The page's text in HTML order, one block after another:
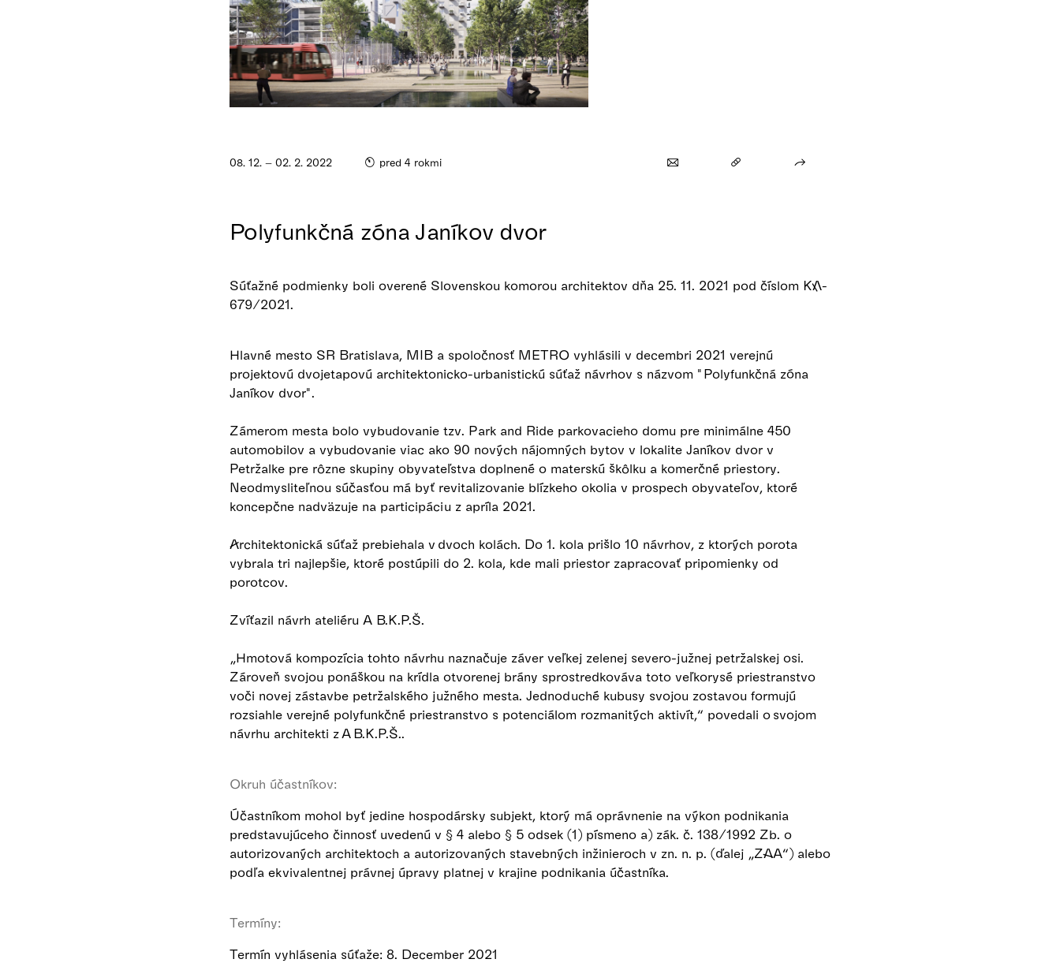
08. 12. – 02. 2. 2022 pred 4 rokmi
Polyfunkčná zóna Janíkov dvor
Súťažné podmienky boli overené Slovenskou komorou architektov dňa 25. 11. 2021 pod číslom KA-
679/2021.
Hlavné mesto SR Bratislava, MIB a spoločnosť METRO vyhlásili v decembri 2021 verejnú
projektovú dvojetapovú architektonicko-urbanistickú súťaž návrhov s názvom "Polyfunkčná zóna
Janíkov dvor".
Zámerom mesta bolo vybudovanie tzv. Park and Ride parkovacieho domu pre minimálne 450
automobilov a vybudovanie viac ako 90 nových nájomných bytov v lokalite Janíkov dvor v
Petržalke pre rôzne skupiny obyvateľstva doplnené o materskú škôlku a komerčné priestory.
Neodmysliteľnou súčasťou má byť revitalizovanie blízkeho okolia v prospech obyvateľov, ktoré
koncepčne nadväzuje na participáciu z apríla 2021.
Architektonická súťaž prebiehala v dvoch kolách. Do 1. kola prišlo 10 návrhov, z ktorých porota
vybrala tri najlepšie, ktoré postúpili do 2. kola, kde mali priestor zapracovať pripomienky od
porotcov.
Zvíťazil návrh ateliéru A B.K.P.Š.
„Hmotová kompozícia tohto návrhu naznačuje záver veľkej zelenej severo-južnej petržalskej osi.
Zároveň svojou ponáškou na krídla otvorenej brány sprostredkováva toto veľkorysé priestranstvo
voči novej zástavbe petržalského južného mesta. Jednoduché kubusy svojou zostavou formujú
rozsiahle verejné polyfunkčné priestranstvo s potenciálom rozmanitých aktivít,“ povedali o svojom
návrhu architekti z A B.K.P.Š..
Okruh účastníkov:
Účastníkom mohol byť jedine hospodársky subjekt, ktorý má oprávnenie na výkon podnikania
predstavujúceho činnosť uvedenú v § 4 alebo § 5 odsek (1) písmeno a) zák. č. 138/1992 Zb. o
autorizovaných architektoch a autorizovaných stavebných inžinieroch v zn. n. p. (ďalej „ZAA“) alebo
podľa ekvivalentnej právnej úpravy platnej v krajine podnikania účastníka.
Termíny:
Termín vyhlásenia súťaže: 8. December 2021